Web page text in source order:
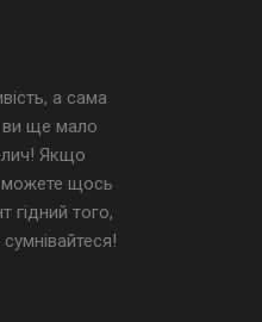
а сама
ви ще мало
Якщо
можете щось
гідний того,